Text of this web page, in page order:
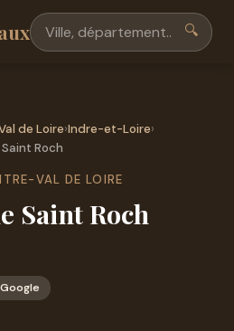
🔍
de Loire›Indre-et-Loire›
Roch
VAL DE LOIRE
Saint Roch